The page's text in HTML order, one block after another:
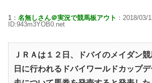
1： 名無しさん＠実況で競馬板アウト ：2018/03/
ID:943m3YOB0.net
ＪＲＡは１２日、ドバイのメイダン
日に行われるドバイワールドカップ